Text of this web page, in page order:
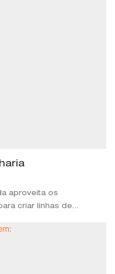
aproveita os
criar linhas de
expectativas. Cada